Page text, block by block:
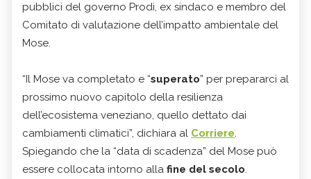
pubblici del governo Prodi, ex sindaco e membro del
Comitato di valutazione dell’impatto ambientale del
Mose.
“Il Mose va completato e “superato” per prepararci al
prossimo nuovo capitolo della resilienza
dell’ecosistema veneziano, quello dettato dai
cambiamenti climatici”, dichiara al Corriere.
Spiegando che la “data di scadenza” del Mose può
essere collocata intorno alla fine del secolo.